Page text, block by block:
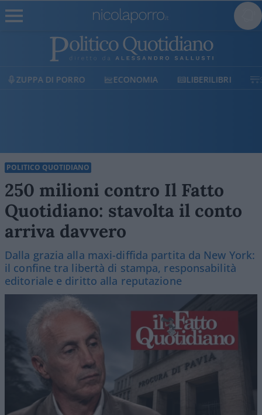
ECONOMIA LIBERILIBRI SHOP SOSTIENICI
POLITICO QUOTIDIANO
250 milioni contro Il Fatto
Quotidiano: stavolta il conto
arriva davvero
Dalla grazia alla maxi-diffida partita da New York:
il confine tra libertà di stampa, responsabilità
editoriale e diritto alla reputazione